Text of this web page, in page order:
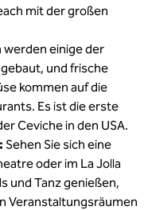
mit der großen
werden einige der
und frische
kommen auf die
Es ist die erste
Ceviche in den USA.
Sehen Sie sich eine
oder im La Jolla
und Tanz genießen,
Veranstaltungsräumen